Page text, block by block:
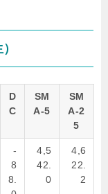
D
C
SM
A-5
SM
A-2
5
-
8
8.
4,5
42.
0
4,6
22.
2